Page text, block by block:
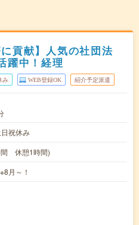
貢献】人気の社団法
躍中！経理
み WEB登録OK 紹介予定派遣
祝休み
間 休憩1時間)
月～！